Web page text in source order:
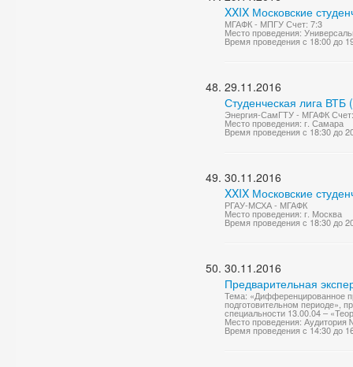
XXIX Московские
МГАФК - МПГУ Счет: 7:3
Место проведения:
Время проведения с 18:00 до
29.11.2016
Студенческая лига ВТБ
Энергия-СамГТУ - МГАФК
Место проведения: г. Самара
Время проведения с 18:30 до
30.11.2016
XXIX Московские
РГАУ-МСХА - МГАФК
Место проведения: г. Москва
Время проведения с 18:30 до
30.11.2016
Предварительная
Тема: «Дифференцированное
подготовительном периоде»,
специальности 13.00.04 –
Место проведения:
Время проведения с 14:30 до